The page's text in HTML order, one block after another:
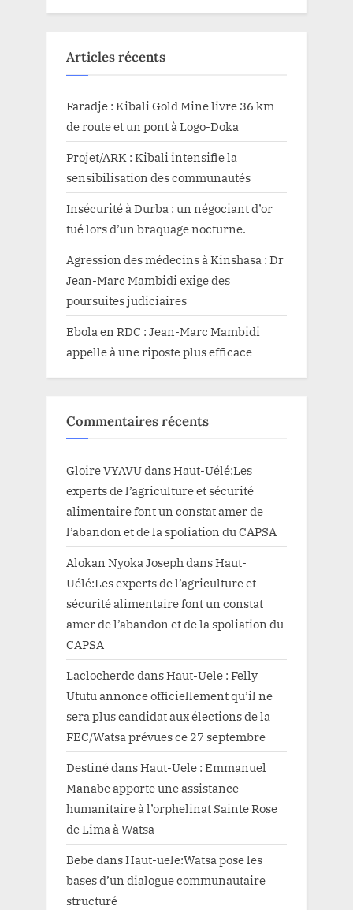
Articles récents
Faradje : Kibali Gold Mine livre 36 km
de route et un pont à Logo-Doka
Projet/ARK : Kibali intensifie la
sensibilisation des communautés
Insécurité à Durba : un négociant d’or
tué lors d’un braquage nocturne.
Agression des médecins à Kinshasa : Dr
Jean-Marc Mambidi exige des
poursuites judiciaires
Ebola en RDC : Jean-Marc Mambidi
appelle à une riposte plus efficace
Commentaires récents
Gloire VYAVUdansHaut-Uélé:Les
experts de l’agriculture et sécurité
alimentaire font un constat amer de
l’abandon et de la spoliation du CAPSA
Alokan Nyoka Joseph dansHaut-
Uélé:Les experts de l’agriculture et
sécurité alimentaire font un constat
amer de l’abandon et de la spoliation du
CAPSA
Laclocherdc dansHaut-Uele : Felly
Ututu annonce officiellement qu’il ne
sera plus candidat aux élections de la
FEC/Watsa prévues ce 27 septembre
DestinédansHaut-Uele : Emmanuel
Manabe apporte une assistance
humanitaire à l’orphelinat Sainte Rose
de Lima à Watsa
BebedansHaut-uele:Watsa pose les
bases d’un dialogue communautaire
structuré